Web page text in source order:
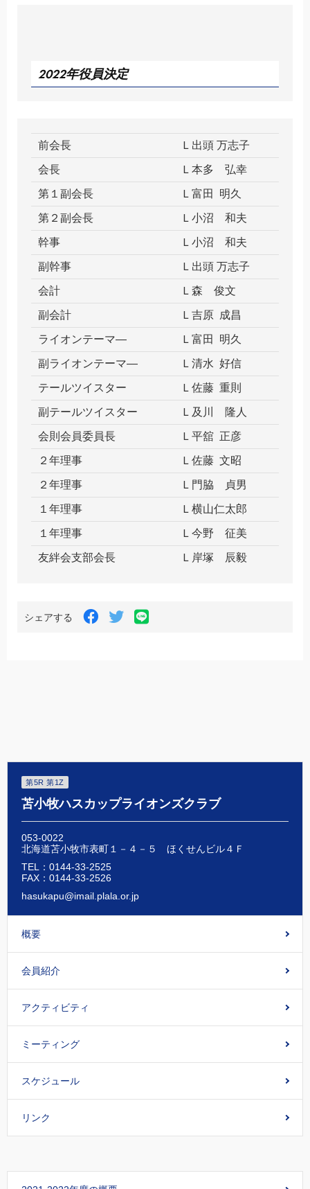
2022年役員決定
前会長 Ｌ出頭 万志子
会長 Ｌ本多 弘幸
第１副会長 Ｌ富田 明久
第２副会長 Ｌ小沼 和夫
幹事 Ｌ小沼 和夫
副幹事 Ｌ出頭 万志子
会計 Ｌ森 俊文
副会計 Ｌ吉原 成昌
ライオンテーマ― Ｌ富田 明久
副ライオンテーマ― Ｌ清水 好信
テールツイスター Ｌ佐藤 重則
副テールツイスター Ｌ及川 隆人
会則会員委員長 Ｌ平舘 正彦
２年理事 Ｌ佐藤 文昭
２年理事 Ｌ門脇 貞男
１年理事 Ｌ横山仁太郎
１年理事 Ｌ今野 征美
友絆会支部会長 Ｌ岸塚 辰毅
シェアする
Facebook
TwitterLINE
第5R 第1Z
苫小牧ハスカップライオンズクラブ
053-0022
北海道苫小牧市表町１－４－５ ほくせんビル４Ｆ
TEL：0144-33-2525
FAX：0144-33-2526
hasukapu@imail.plala.or.jp
概要
会員紹介
アクティビティ
ミーティング
スケジュール
リンク